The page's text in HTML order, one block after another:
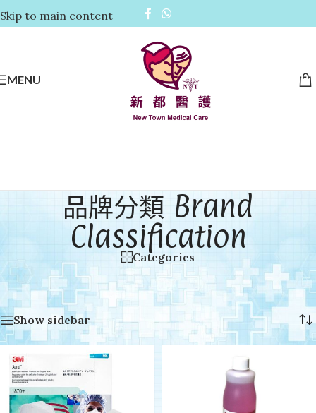
Skip to main content
MENU
品牌分類 Brand
Classification
Categories
首頁 /
品牌分類 Brand Classification
顯示第 1 至 12 項結果，共 225 項
Show sidebar